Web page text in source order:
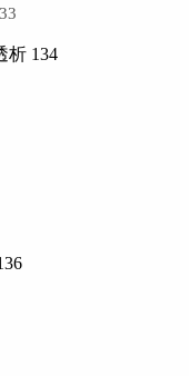
析 134